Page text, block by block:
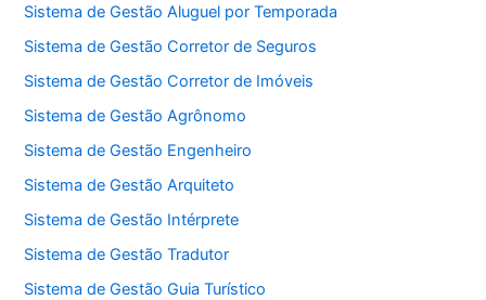
Sistema de Gestão Aluguel por Temporada
Sistema de Gestão Corretor de Seguros
Sistema de Gestão Corretor de Imóveis
Sistema de Gestão Agrônomo
Sistema de Gestão Engenheiro
Sistema de Gestão Arquiteto
Sistema de Gestão Intérprete
Sistema de Gestão Tradutor
Sistema de Gestão Guia Turístico